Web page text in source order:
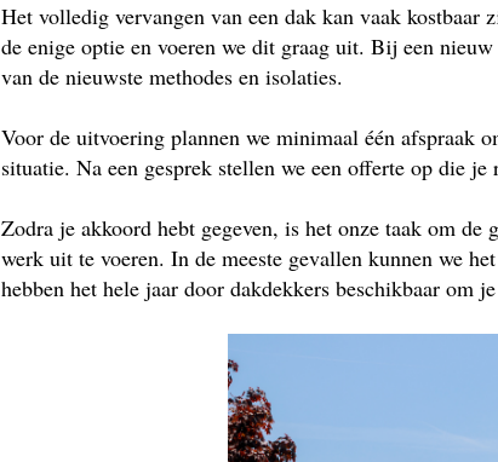
Het volledig vervangen van een dak kan vaak kostbaar
de enige optie en voeren we dit graag uit. Bij een
van de nieuwste methodes en isolaties.
Voor de uitvoering plannen we minimaal één afspraak
situatie. Na een gesprek stellen we een offerte op die
Zodra je akkoord hebt gegeven, is het onze taak om de
werk uit te voeren. In de meeste gevallen kunnen we
hebben het hele jaar door dakdekkers beschikbaar om